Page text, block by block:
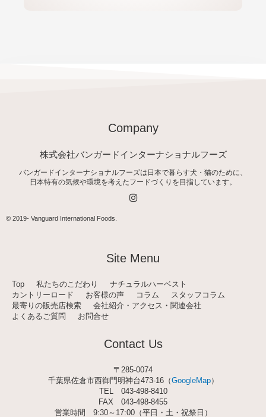
Company
株式会社バンガードインターナショナルフーズ
バンガードインターナショナルフーズは日本で暮らす犬・猫のために、
日本特有の気候や環境を考えたフードづくりを目指しています。
I
n
a
m
© 2019- Vanguard International Foods
Site Menu
Top 私たちのこだわり
ナチュラルハーベスト
カントリーロード
お客様の声 コラム
スタッフコラム
最寄りの販売店検索
会社紹介・アクセス・関連会社
よくあるご質問
お問合せ
Contact Us
〒285-0074
千葉県佐倉市西御門明神台473-16（GoogleMap）
TEL 043-498-8410
FAX 043-498-8455
営業時間 9:30～17:00（平日・土・祝祭日）